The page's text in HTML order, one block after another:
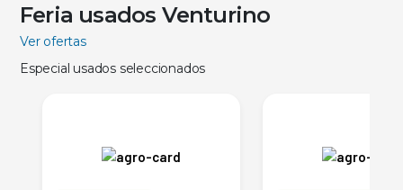
Feria usados Venturino
Ver ofertas
Especial usados seleccionados